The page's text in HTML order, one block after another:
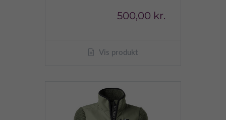
500,00 kr.
Vis produkt